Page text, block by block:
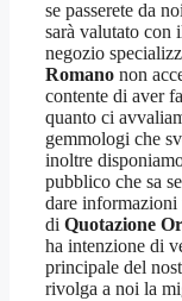
se passerete da
sarà valutato con
negozio
Romano non
contente di aver
quanto ci
gemmologi che
inoltre
pubblico che sa
dare
di Quotazione
ha intenzione di
principale del
rivolga a noi la